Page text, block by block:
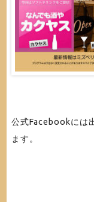
公式Facebookには
ます。